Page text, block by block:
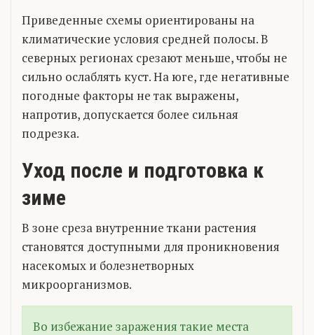
Приведенные схемы ориентированы на
климатические условия средней полосы. В
северных регионах срезают меньше, чтобы не
сильно ослаблять куст. На юге, где негативные
погодные факторы не так выражены,
напротив, допускается более сильная
подрезка.
Уход после и подготовка к
зиме
В зоне среза внутренние ткани растения
становятся доступными для проникновения
насекомых и болезнетворных
микроорганизмов.
Во избежание заражения такие места